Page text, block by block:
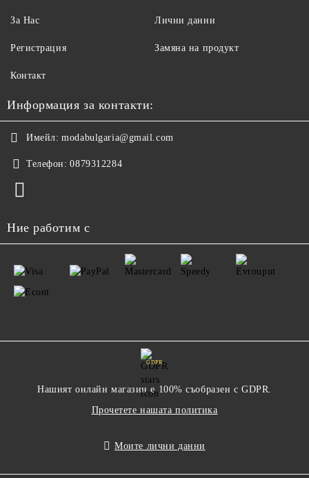
За Нас
Регистрация
Контакт
Лични данни
Замяна на продукт
Информация за контакти:
Имейл: modabulgaria@gmail.com
Телефон: 0879312284
Ние работим с
GDPR
Нашият онлайн магазин е 100% съобразен с GDPR.
Прочетете нашата политика
Моите лични данни